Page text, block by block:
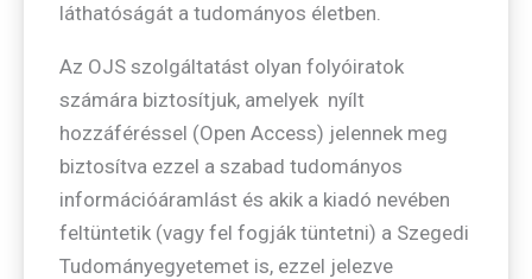
láthatóságát a tudományos életben.
Az OJS szolgáltatást olyan folyóiratok
számára biztosítjuk, amelyek nyílt
hozzáféréssel (Open Access) jelennek meg
biztosítva ezzel a szabad tudományos
információáramlást és akik a kiadó nevében
feltüntetik (vagy fel fogják tüntetni) a Szegedi
Tudományegyetemet is, ezzel jelezve